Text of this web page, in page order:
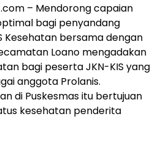
– Mendorong capaian
bagi penyandang
Kesehatan bersama dengan
Loano mengadakan
bagi peserta JKN-KIS yang
anggota Prolanis.
di Puskesmas itu bertujuan
kesehatan penderita